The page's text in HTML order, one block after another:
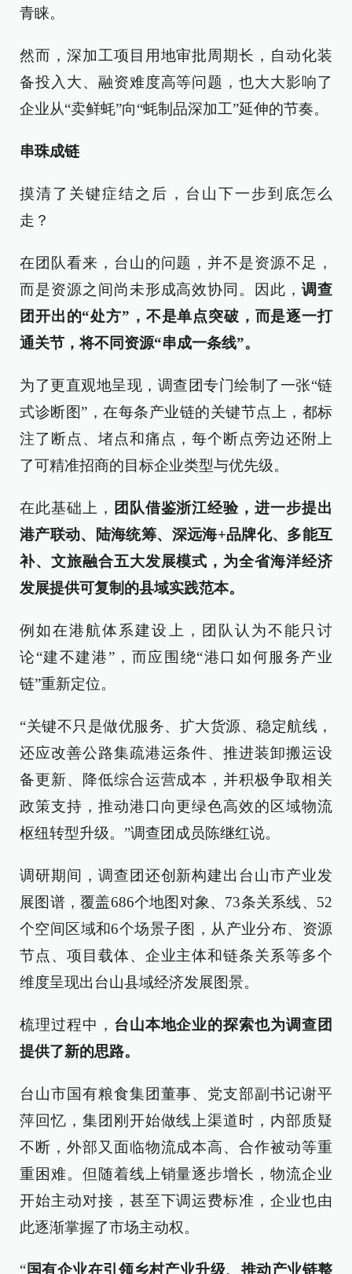
青睐。
然而，深加工项目用地审批周期长，自动化装
备投入大、融资难度高等问题，也大大影响了
企业从“卖鲜蚝”向“蚝制品深加工”延伸的节奏。
串珠成链
摸清了关键症结之后，台山下一步到底怎么
走？
在团队看来，台山的问题，并不是资源不足，
而是资源之间尚未形成高效协同。因此，调查
团开出的“处方”，不是单点突破，而是逐一打
通关节，将不同资源“串成一条线”。
为了更直观地呈现，调查团专门绘制了一张“链
式诊断图”，在每条产业链的关键节点上，都标
注了断点、堵点和痛点，每个断点旁边还附上
了可精准招商的目标企业类型与优先级。
在此基础上， 团队借鉴浙江经验，进一步提出
港产联动、陆海统筹、深远海+品牌化、多能互
补、文旅融合五大发展模式，为全省海洋经济
发展提供可复制的县域实践范本。
例如在港航体系建设上，团队认为不能只讨
论“建不建港”，而应围绕“港口如何服务产业
链”重新定位。
“关键不只是做优服务、扩大货源、稳定航线，
还应改善公路集疏港运条件、推进装卸搬运设
备更新、降低综合运营成本，并积极争取相关
政策支持，推动港口向更绿色高效的区域物流
枢纽转型升级。”调查团成员陈继红说。
调研期间，调查团还创新构建出台山市产业发
展图谱，覆盖686个地图对象、73条关系线、52
个空间区域和6个场景子图，从产业分布、资源
节点、项目载体、企业主体和链条关系等多个
维度呈现出台山县域经济发展图景。
梳理过程中， 台山本地企业的探索也为调查团
提供了新的思路。
台山市国有粮食集团董事、党支部副书记谢平
萍回忆，集团刚开始做线上渠道时，内部质疑
不断，外部又面临物流成本高、合作被动等重
重困难。但随着线上销量逐步增长，物流企业
开始主动对接，甚至下调运费标准，企业也由
此逐渐掌握了市场主动权。
“国有企业在引领乡村产业升级、推动产业链整